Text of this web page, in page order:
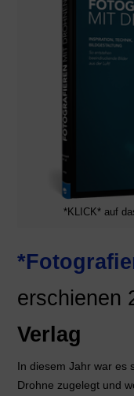
*KLICK* auf
erschienen
Verlag
In diesem Jahr war es
Drohne zugelegt und